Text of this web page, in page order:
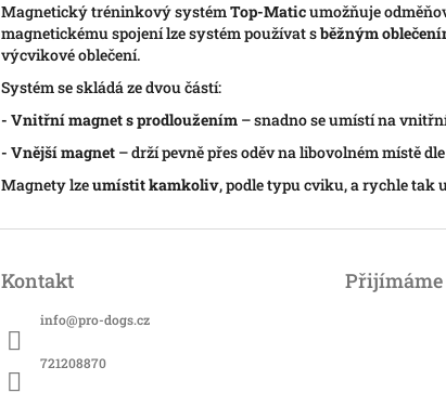
Magnetický tréninkový systémTop-Maticumožňuje
magnetickému spojení lze systém používat sběžným
výcvikové oblečení.
Systém se skládá ze dvou částí:
- Vnitřní magnet s prodloužením – snadno se umístí na
- Vnější magnet – drží pevně přes oděv na libovolném místě
Magnety lzeumístit kamkoliv, podle typu cviku, a rychle tak
Kontakt
info@pro-dogs.cz
721208870